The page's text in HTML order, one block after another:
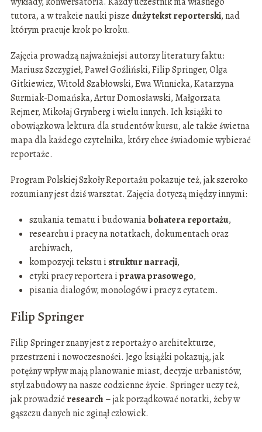
tutora, a w trakcie nauki pisze duży tekst reporterski, nad
którym pracuje krok po kroku.
Zajęcia prowadzą najważniejsi autorzy literatury faktu:
Mariusz Szczygieł, Paweł Goźliński, Filip Springer, Olga
Gitkiewicz, Witold Szabłowski, Ewa Winnicka, Katarzyna
Surmiak-Domańska, Artur Domosławski, Małgorzata
Rejmer, Mikołaj Grynberg i wielu innych. Ich książki to
obowiązkowa lektura dla studentów kursu, ale także świetna
mapa dla każdego czytelnika, który chce świadomie wybierać
reportaże.
Program Polskiej Szkoły Reportażu pokazuje też, jak szeroko
rozumiany jest dziś warsztat. Zajęcia dotyczą między innymi:
szukania tematu i budowaniabohatera reportażu,
researchu i pracy na notatkach, dokumentach oraz
archiwach,
kompozycji tekstu i struktur narracji,
etyki pracy reportera iprawa prasowego,
pisania dialogów, monologów i pracy z cytatem.
Filip Springer
Filip Springer znany jest z reportaży o architekturze,
przestrzeni i nowoczesności. Jego książki pokazują, jak
potężny wpływ mają planowanie miast, decyzje urbanistów,
styl zabudowy na nasze codzienne życie. Springer uczy też,
jak prowadzić research– jak porządkować notatki, żeby w
gąszczu danych nie zginął człowiek.